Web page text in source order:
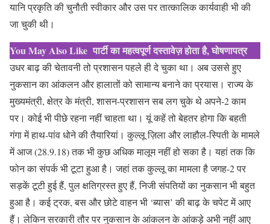
यानि प्रकृति की चुनौती स्वीकार और उस पर तात्कालिक कार्यवाही भी की
जा चुकी थी।
You May Also Like पार्टी का महत्वपूर्ण दस्तावेज़ होता है, घोषणापत्र
उधर बाढ़ की चेतावनी तो प्रशासन पहले ही दे चुका था। अब उससे हुए
नुकसान का आंकलन और हालातों को सामान्य बनाने का प्रयास। राज्य के
मुख्यमंत्री, क्षेत्र के मंत्री, शासन-प्रशासन सब लग चुके थे अपने-2 काम
पर। कोई भी पीछे रहना नहीं चाहता था। यूं कहें तो बेहतर होगा कि बहती
गंगा में हाथ-पांव धोने की तैयारियां। कुल्लू ज़िला और लाहौल-स्पिती के मामले
में आज (28.9.18) तक भी कुछ अधिक मालूम नहीं हो सका है। यहां तक कि
फोन का संपर्क भी टूटा हुआ है। जहां तक कुल्लू का मामला है जगह-2 पर
सड़कें टूटी हुई हैं, पुल क्षतिग्रस्त हुए हैं, निजी संपतियों का नुकसान भी बहुत
हुआ है। कई ट्रक, बस और छोटे वाहन भी ‘ब्यास’ की बाढ़ के चपेट में आए
हैं। लेकिन सरकारी तौर पर नुकसान के आंकलन के आंकड़े अभी नहीं आए